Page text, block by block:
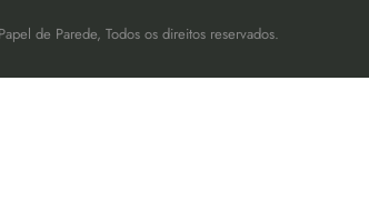
de Parede, Todos os direitos reservados.